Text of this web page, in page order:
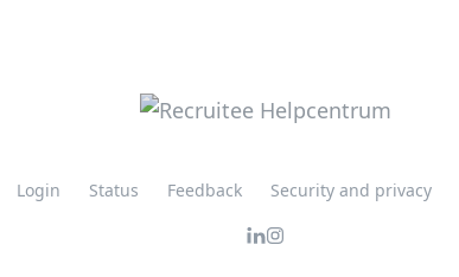
Login Status Feedback Security and privacy